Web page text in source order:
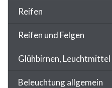
Reifen
Reifen und Felgen
Glühbirnen, Leuchtmittel
Beleuchtung allgemein